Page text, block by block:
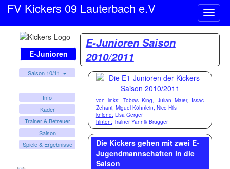
ein-/
FV Kickers 09 Lauterbach e.V
E-Junioren
Saison 10/11
Info
Kader
Trainer & Betreuer
Saison
Spiele & Ergebnisse
E-Junioren Saison
2010/2011
von links: Tobias King, Julian Maier, Issac
Zehani, Miguel Köhnlein, Nico Hils
kniend: Lisa Gerger
hinten: Trainer Yannik Brugger
Die Kickers gehen mit zwei E-
Jugendmannschaften in die
Saison